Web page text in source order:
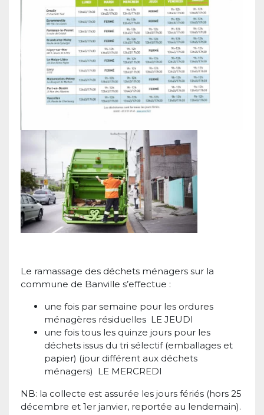
Le ramassage des déchets ménagers sur la
commune de Banville s’effectue :
une fois par semaine pour les ordures
ménagères résiduelles LE JEUDI
une fois tous les quinze jours pour les
déchets issus du tri sélectif (emballages et
papier) (jour différent aux déchets
ménagers) LE MERCREDI
NB: la collecte est assurée les jours fériés (hors 25
décembre et 1er janvier, reportée au lendemain).